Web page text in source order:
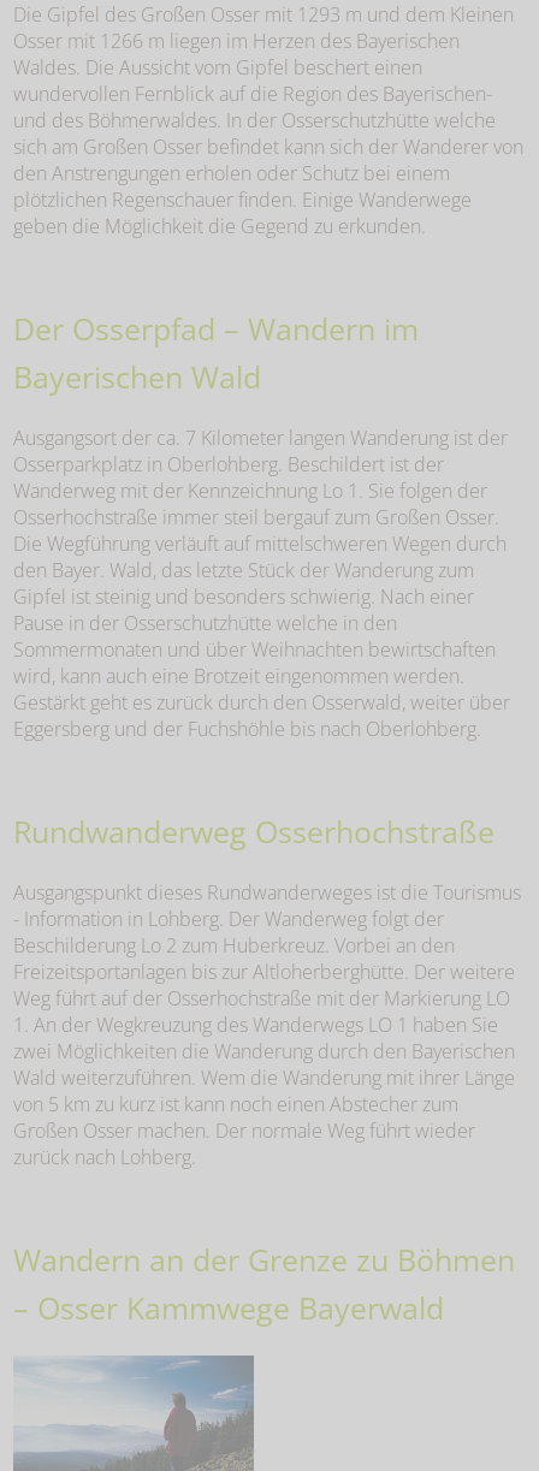
Die Gipfel des Großen Osser mit 1293 m und dem Kleinen
Osser mit 1266 m liegen im Herzen des Bayerischen
Waldes. Die Aussicht vom Gipfel beschert einen
wundervollen Fernblick auf die Region des Bayerischen-
und des Böhmerwaldes. In der Osserschutzhütte welche
sich am Großen Osser befindet kann sich der Wanderer von
den Anstrengungen erholen oder Schutz bei einem
plötzlichen Regenschauer finden. Einige Wanderwege
geben die Möglichkeit die Gegend zu erkunden.
Der Osserpfad – Wandern im
Bayerischen Wald
Ausgangsort der ca. 7 Kilometer langen Wanderung ist der
Osserparkplatz in Oberlohberg. Beschildert ist der
Wanderweg mit der Kennzeichnung Lo 1. Sie folgen der
Osserhochstraße immer steil bergauf zum Großen Osser.
Die Wegführung verläuft auf mittelschweren Wegen durch
den Bayer. Wald, das letzte Stück der Wanderung zum
Gipfel ist steinig und besonders schwierig. Nach einer
Pause in der Osserschutzhütte welche in den
Sommermonaten und über Weihnachten bewirtschaften
wird, kann auch eine Brotzeit eingenommen werden.
Gestärkt geht es zurück durch den Osserwald, weiter über
Eggersberg und der Fuchshöhle bis nach Oberlohberg.
Rundwanderweg Osserhochstraße
Ausgangspunkt dieses Rundwanderweges ist die Tourismus
- Information in Lohberg. Der Wanderweg folgt der
Beschilderung Lo 2 zum Huberkreuz. Vorbei an den
Freizeitsportanlagen bis zur Altloherberghütte. Der weitere
Weg führt auf der Osserhochstraße mit der Markierung LO
1. An der Wegkreuzung des Wanderwegs LO 1 haben Sie
zwei Möglichkeiten die Wanderung durch den Bayerischen
Wald weiterzuführen. Wem die Wanderung mit ihrer Länge
von 5 km zu kurz ist kann noch einen Abstecher zum
Großen Osser machen. Der normale Weg führt wieder
zurück nach Lohberg.
Wandern an der Grenze zu Böhmen
– Osser Kammwege Bayerwald